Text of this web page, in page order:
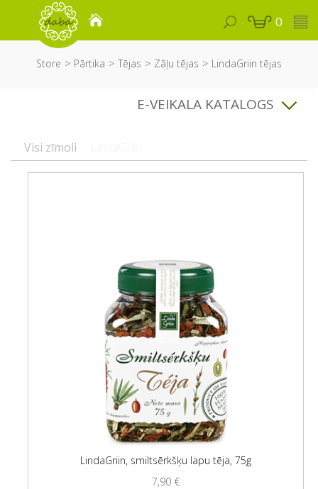
0
Store Pārtika Tējas Zāļu tējas LindaGriin tējas
E-VEIKALA KATALOGS
Visi zīmoli
LindaGriin, smiltsērkšķu lapu tēja, 75g
7,90 €